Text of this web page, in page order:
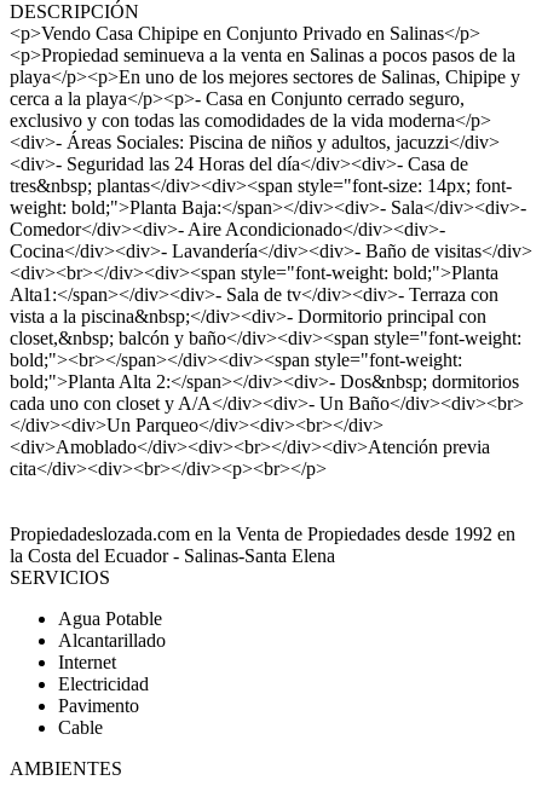
DESCRIPCIÓN
<p>Vendo Casa Chipipe en Conjunto Privado en Salinas</p>
<p>Propiedad seminueva a la venta en Salinas a pocos pasos de la
playa</p><p>En uno de los mejores sectores de Salinas, Chipipe y
cerca a la playa</p><p>- Casa en Conjunto cerrado seguro,
exclusivo y con todas las comodidades de la vida moderna</p>
<div>- Áreas Sociales: Piscina de niños y adultos, jacuzzi</div>
<div>- Seguridad las 24 Horas del día</div><div>- Casa de
tres&nbsp; plantas</div><div><span style="font-size: 14px; font-
weight: bold;">Planta Baja:</span></div><div>- Sala</div><div>-
Comedor</div><div>- Aire Acondicionado</div><div>-
Cocina</div><div>- Lavandería</div><div>- Baño de visitas</div>
<div><br></div><div><span style="font-weight: bold;">Planta
Alta1:</span></div><div>- Sala de tv</div><div>- Terraza con
vista a la piscina&nbsp;</div><div>- Dormitorio principal con
closet,&nbsp; balcón y baño</div><div><span style="font-weight:
bold;"><br></span></div><div><span style="font-weight:
bold;">Planta Alta 2:</span></div><div>- Dos&nbsp; dormitorios
cada uno con closet y A/A</div><div>- Un Baño</div><div><br>
</div><div>Un Parqueo</div><div><br></div>
<div>Amoblado</div><div><br></div><div>Atención previa
cita</div><div><br></div><p><br></p>
Propiedadeslozada.com en la Venta de Propiedades desde 1992 en
la Costa del Ecuador - Salinas-Santa Elena
SERVICIOS
Agua Potable
Alcantarillado
Internet
Electricidad
Pavimento
Cable
AMBIENTES